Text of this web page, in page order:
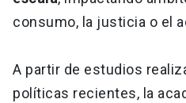
consumo, la justicia o el
A partir de estudios
políticas recientes, la